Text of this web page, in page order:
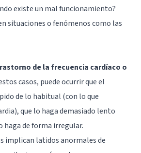
existe un mal funcionamiento?
situaciones o fenómenos como las
de la frecuencia cardíaco o
casos, puede ocurrir que el
de lo habitual (con lo que
que lo haga demasiado lento
haga de forma irregular.
implican latidos anormales de